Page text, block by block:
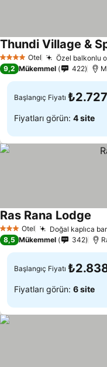
4 Yıldız Otel Özel balkonlu
Thundi Village &
9,2 Mükemmel 422
Başlangıç Fiyatı ₺2.727
Fiyatları görün: 4 site
3 YıldızOtel Doğal kaplıca
Ras Rana Lodge
8,5 Mükemmel 342
Başlangıç Fiyatı
Fiyatları görün: 6 site